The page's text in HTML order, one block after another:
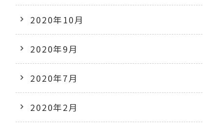
2020年10月
2020年9月
2020年7月
2020年2月